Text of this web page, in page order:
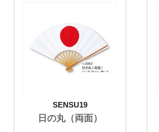
SENSU19
日の丸（両面）